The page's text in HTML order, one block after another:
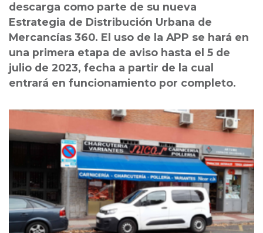
descarga como parte de su nueva
Estrategia de Distribución Urbana de
Mercancías 360. El uso de la APP se hará en
una primera etapa de aviso hasta el 5 de
julio de 2023, fecha a partir de la cual
entrará en funcionamiento por completo.